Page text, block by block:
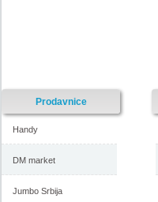
Prodavnice
Handy
DM market
Jumbo Srbija